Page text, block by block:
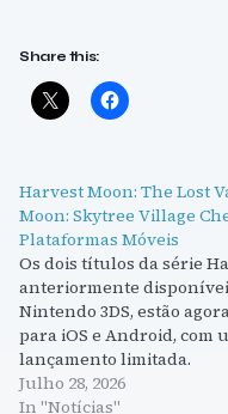
Share this:
Harvest Moon: The Lost
Moon: Skytree Village
Plataformas Móveis
Os dois títulos da série
anteriormente
Nintendo 3DS, estão
para iOS e Android, com
lançamento limitada.
Julho 28, 2026
In "Notícias"